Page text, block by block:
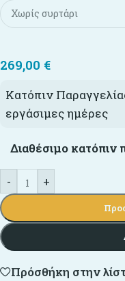
269,00 €
Κατόπιν
εργάσιμες ημέρες
Διαθέσιμο κατόπιν
- +
Πρόσθήκη στην